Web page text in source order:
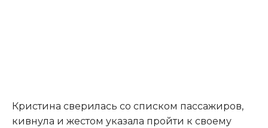
Кристина сверилась со списком пассажиров,
кивнула и жестом указала пройти к своему